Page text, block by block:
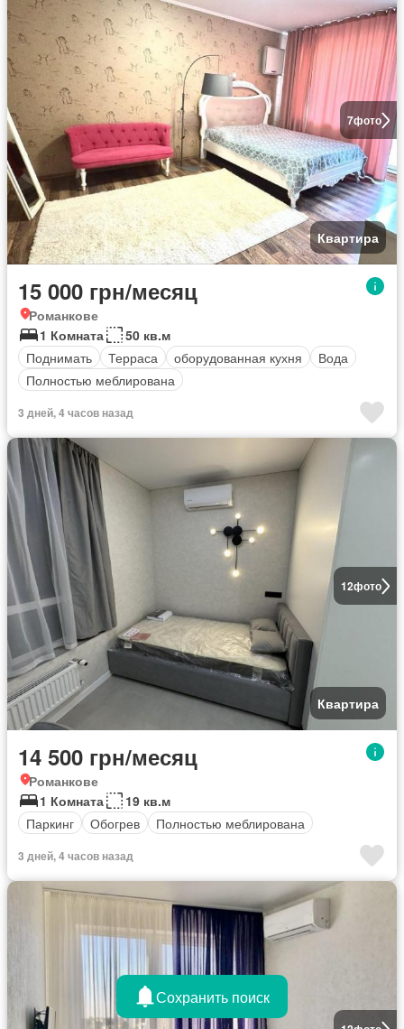
7фото
Квартира
15 000 грн/месяц
Романкове
1 Комната
50 кв.м
Поднимать
Терраса оборудованная кухня
Вода
Полностью меблирована
3 дней, 4 часов назад
12фото
Квартира
14 500 грн/месяц
Романкове
1 Комната
19 кв.м
Паркинг
Обогрев Полностью меблирована
3 дней, 4 часов назад
Сохранить поиск